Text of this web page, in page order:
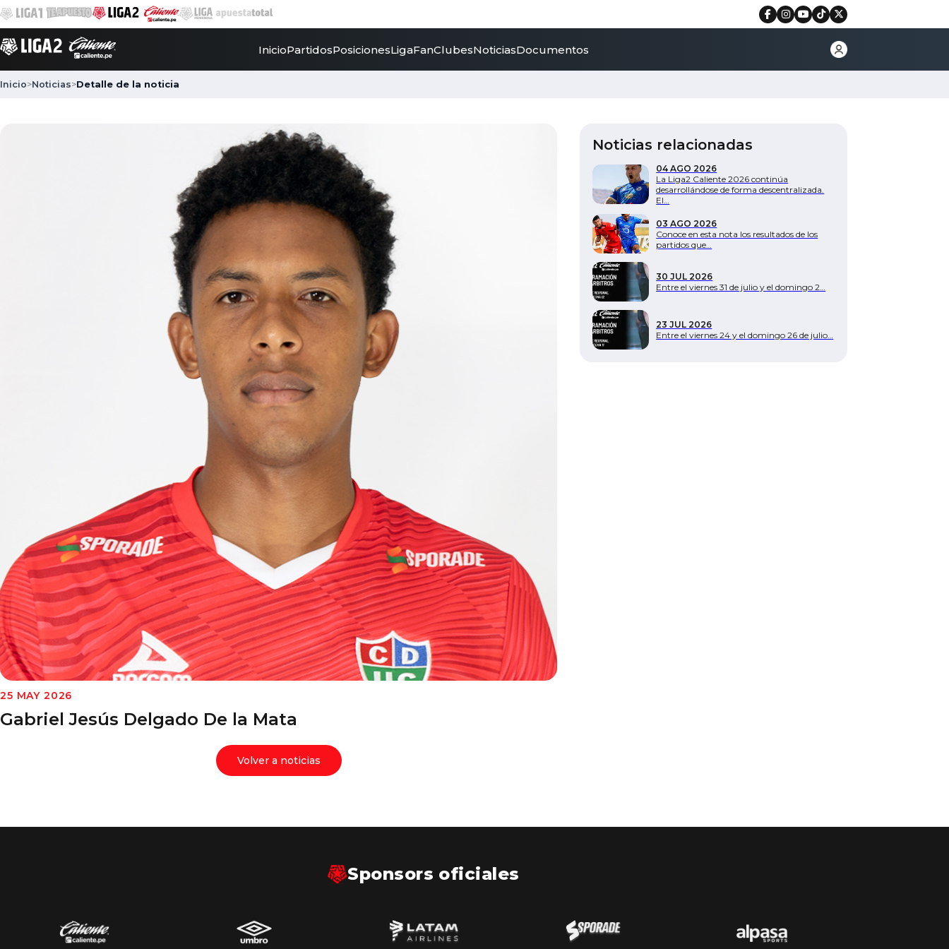
InicioPartidosPosicionesLigaFanClubesNoticiasDocumentos
Inicio>Noticias>Detalle de la noticia
25 MAY 2026
Gabriel Jesús Delgado De la Mata
Volver a noticias
Noticias relacionadas
04 AGO 2026
La Liga2 Caliente 2026 continúa
desarrollándose de forma descentralizada.
El…
03 AGO 2026
Conoce en esta nota los resultados de los
partidos que…
30 JUL 2026
Entre el viernes 31 de julio y el domingo 2…
23 JUL 2026
Entre el viernes 24 y el domingo 26 de julio…
Sponsors oficiales